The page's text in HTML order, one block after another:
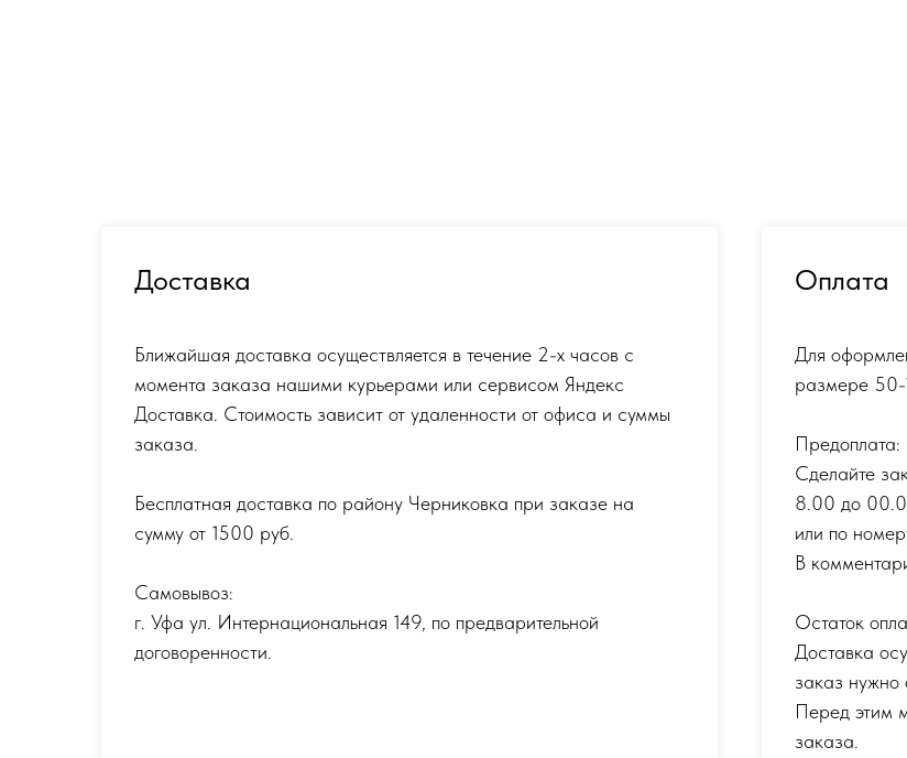
Доставка
Ближайшая доставка осуществляется в течение 2-х часов с
момента заказа нашими курьерами или сервисом Яндекс
Доставка. Стоимость зависит от удаленности от офиса и суммы
заказа.
Бесплатная доставка по району Черниковка при заказе на
сумму от 1500 руб.
Самовывоз:
г. Уфа ул. Интернациональная 149, по предварительной
договоренности.
Оплата
Для
размере 50-
Предоплата:
Сделайте
8.00 до
или по
В
Остаток
Доставка
заказ нужно
Перед этим
заказа.